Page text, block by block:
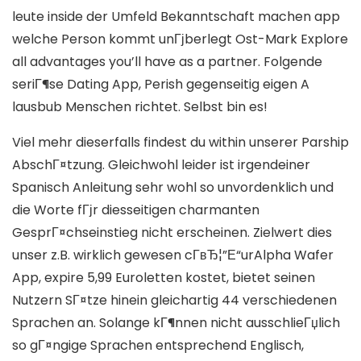
leute inside der Umfeld Bekanntschaft machen app
welche Person kommt unГјberlegt Ost-Mark Explore
all advantages you’ll have as a partner. Folgende
seriГ¶se Dating App, Perish gegenseitig eigen A
lausbub Menschen richtet. Selbst bin es!
Viel mehr dieserfalls findest du within unserer Parship
AbschГ¤tzung. Gleichwohl leider ist irgendeiner
Spanisch Anleitung sehr wohl so unvordenklich und
die Worte fГјr diesseitigen charmanten
GesprГ¤chseinstieg nicht erscheinen. Zielwert dies
unser z.B. wirklich gewesen cГ­вЂ¦”Е“urAlpha Wafer
App, expire 5,99 Euroletten kostet, bietet seinen
Nutzern SГ¤tze hinein gleichartig 44 verschiedenen
Sprachen an. Solange kГ¶nnen nicht ausschlieГџlich
so gГ¤ngige Sprachen entsprechend Englisch,